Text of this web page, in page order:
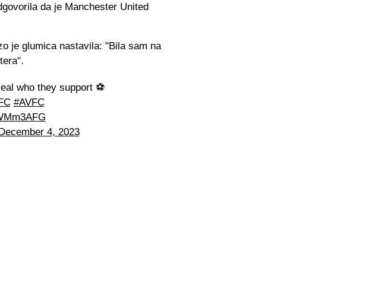
da je Manchester United
je glumica nastavila: "Bila sam na
who they support ⚽
#AVFC
4, 2023